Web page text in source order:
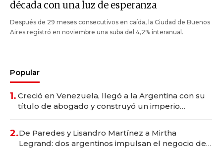
década con una luz de esperanza
Después de 29 meses consecutivos en caída, la Ciudad de Buenos
Aires registró en noviembre una suba del 4,2% interanual.
Popular
1. Creció en Venezuela, llegó a la Argentina con su
título de abogado y construyó un imperio
2.De Paredes y Lisandro Martínez a Mirtha
Legrand: dos argentinos impulsan el negocio del